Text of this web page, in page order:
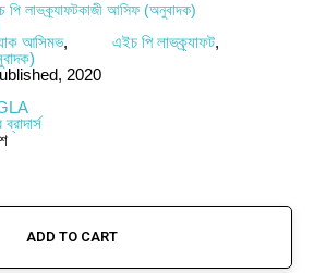
পি লাভক্র্যাফটকাজী আসিফ (অনুবাদক)
আসিমভ, এইচ পি লাভক্র্যাফট,
2020
ADD TO CART